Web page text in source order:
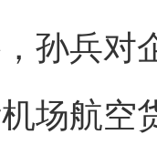
孙兵对
场航空